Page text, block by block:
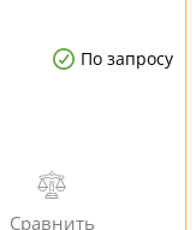
По запросу